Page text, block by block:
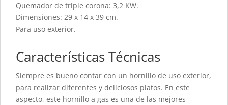
Quemador de triple corona: 3,2 KW.
Dimensiones: 29 x 14 x 39 cm.
Para uso exterior.
Características Técnicas
Siempre es bueno contar con un hornillo de uso exterior,
para realizar diferentes y deliciosos platos. En este
aspecto, este hornillo a gas es una de las mejores